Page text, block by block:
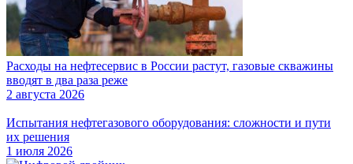
Расходы на нефтесервис в России растут, газовые скважины
вводят в два раза реже
2 августа 2026
Испытания нефтегазового оборудования: сложности и пути
их решения
1 июля 2026